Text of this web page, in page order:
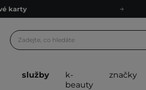
karty
Program
karty
služby
k-
beauty
značky